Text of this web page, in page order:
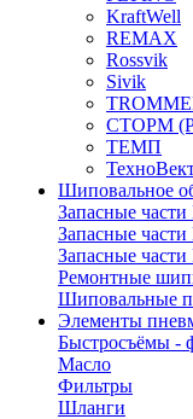
KraftWell
REMAX
Rossvik
Sivik
СТОРМ
ТЕМП
Шиповальное
Запасные
Запасные
Запасные
Ремонтные
Шиповальные
Элементы
Быстросъёмы -
Масло
Фильтры
Шланги